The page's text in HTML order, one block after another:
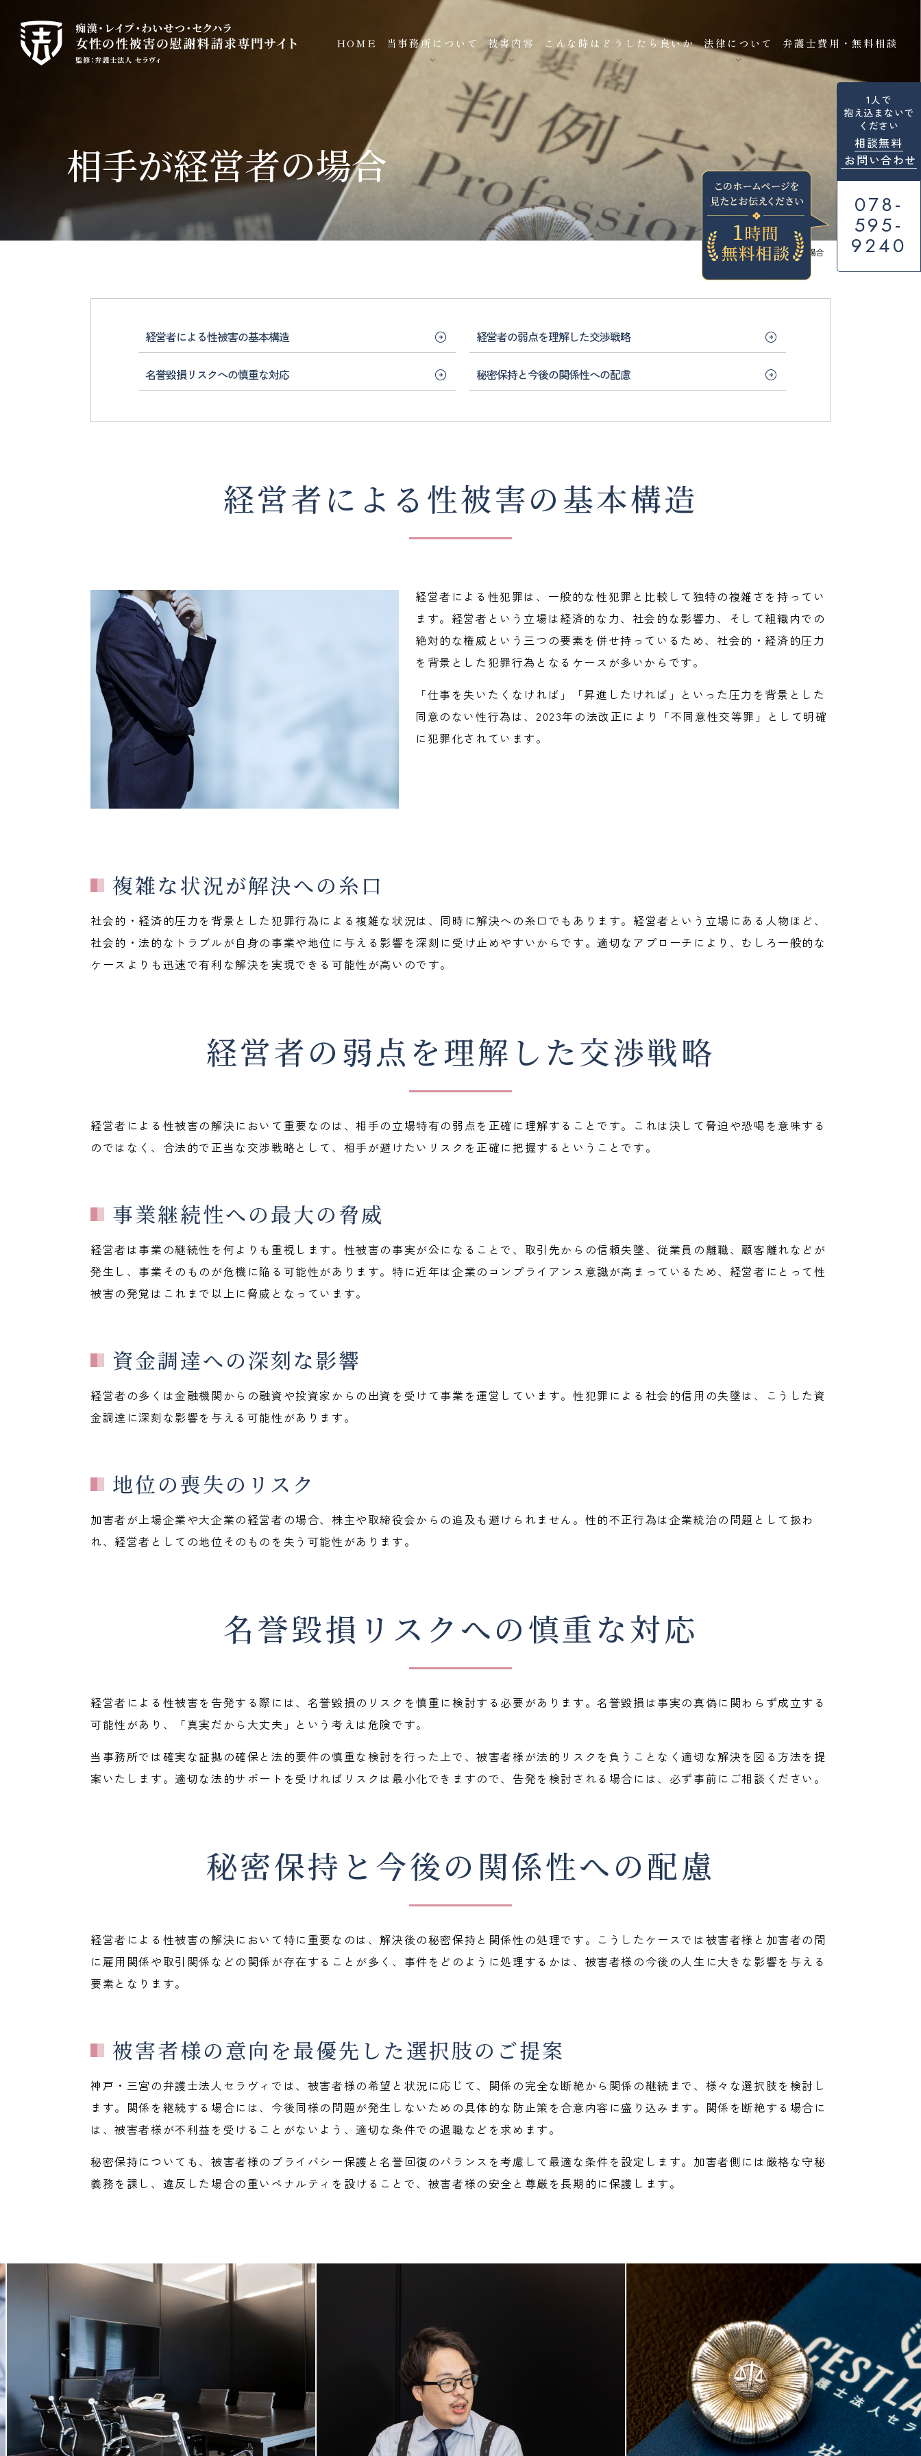
神
HOME 当事務所について 被害内容 こんな時はどうしたら良いか 法律について 弁護士費用・無料相談
相手が経営者の場合
HOME > 相手が経営者の場合
経営者による性被害の基本構造 経営者の弱点を理解した交渉戦略
名誉毀損リスクへの慎重な対応 秘密保持と今後の関係性への配慮
経営者による性被害の基本構造
経営者による性犯罪は、一般的な性犯罪と比較して独特の複雑さを持ってい
ます。経営者という立場は経済的な力、社会的な影響力、そして組織内での
絶対的な権威という三つの要素を併せ持っているため、社会的・経済的圧力
を背景とした犯罪行為となるケースが多いからです。
「仕事を失いたくなければ」「昇進したければ」といった圧力を背景とした
同意のない性行為は、 2023年の法改正により「不同意性交等罪」として明確
に犯罪化されています。
複雑な状況が解決への糸口
社会的・経済的圧力を背景とした犯罪行為による複雑な状況は、同時に解決への糸口でもあります。経営者という立場にある人物ほど、
社会的・法的なトラブルが自身の事業や地位に与える影響を深刻に受け止めやすいからです。適切なアプローチにより、むしろ一般的な
ケースよりも迅速で有利な解決を実現できる可能性が高いのです。
経営者の弱点を理解した交渉戦略
経営者による性被害の解決において重要なのは、相手の立場特有の弱点を正確に理解することです。これは決して脅迫や恐喝を意味する
のではなく、合法的で正当な交渉戦略として、相手が避けたいリスクを正確に把握するということです。
事業継続性への最大の脅威
経営者は事業の継続性を何よりも重視します。性被害の事実が公になることで、取引先からの信頼失墜、従業員の離職、顧客離れなどが
発生し、事業そのものが危機に陥る可能性があります。特に近年は企業のコンプライアンス意識が高まっているため、経営者にとって性
被害の発覚はこれまで以上に脅威となっています。
資金調達への深刻な影響
経営者の多くは金融機関からの融資や投資家からの出資を受けて事業を運営しています。性犯罪による社会的信用の失墜は、こうした資
金調達に深刻な影響を与える可能性があります。
地位の喪失のリスク
加害者が上場企業や大企業の経営者の場合、株主や取締役会からの追及も避けられません。性的不正行為は企業統治の問題として扱わ
れ、経営者としての地位そのものを失う可能性があります。
名誉毀損リスクへの慎重な対応
経営者による性被害を告発する際には、名誉毀損のリスクを慎重に検討する必要があります。名誉毀損は事実の真偽に関わらず成立する
可能性があり、「真実だから大丈夫」という考えは危険です。
当事務所では確実な証拠の確保と法的要件の慎重な検討を行った上で、被害者様が法的リスクを負うことなく適切な解決を図る方法を提
案いたします。適切な法的サポートを受ければリスクは最小化できますので、告発を検討される場合には、必ず事前にご相談ください。
秘密保持と今後の関係性への配慮
経営者による性被害の解決において特に重要なのは、解決後の秘密保持と関係性の処理です。こうしたケースでは被害者様と加害者の間
に雇用関係や取引関係などの関係が存在することが多く、事件をどのように処理するかは、被害者様の今後の人生に大きな影響を与える
要素となります。
被害者様の意向を最優先した選択肢のご提案
神戸・三宮の弁護士法人セラヴィでは、被害者様の希望と状況に応じて、関係の完全な断絶から関係の継続まで、様々な選択肢を検討し
ます。関係を継続する場合には、今後同様の問題が発生しないための具体的な防止策を合意内容に盛り込みます。関係を断絶する場合に
は、被害者様が不利益を受けることがないよう、適切な条件での退職などを求めます。
秘密保持についても、被害者様のプライバシー保護と名誉回復のバランスを考慮して最適な条件を設定します。加害者側には厳格な守秘
義務を課し、違反した場合の重いペナルティを設けることで、被害者様の安全と尊厳を長期的に保護します。
1人で
抱え込まないで
ください
相談無料
お問い合わせ
078-
595-
9240